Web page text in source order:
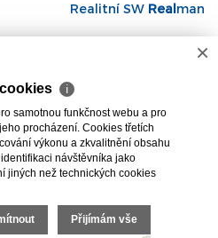
Realitní SW Realman
×
ℹ
samotnou funkčnost webu a pro
procházení. Cookies třetích
výkonu a zkvalitnění obsahu
návštěvníka jako
jiných než technických cookies
Přijímám vše